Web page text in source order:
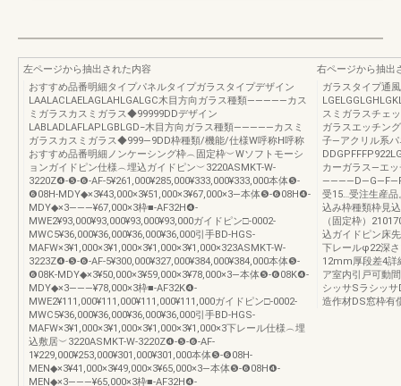
左ページから抽出された内容
おすすめ品番明細タイプパネルタイプガラスタイプデザイン
LAALACLAELAGLAHLGALGC木目方向ガラス種類―――――カス
ミガラスカスミガラス◆99999DDデザイン
LABLADLAFLAPLGBLGD−木目方向ガラス種類―――――カスミ
ガラスカスミガラス◆999―9DD枠種類/機能/仕様W呼称H呼称
おすすめ品番明細ノンケーシング枠︵固定枠︶Wソフトモーシ
ョンガイドピン仕様︵埋込ガイドピン︶3220ASMKT-W-
3220Z❹-❺-❻-AF-5¥261,000¥285,000¥333,000¥333,000本体❺-
❻08H-MDY◆×3¥43,000×3¥51,000×3¥67,000×3―本体❺-❻08H❹-
MDY◆×3―――¥67,000×3枠■-AF32H❹-
MWE2¥93,000¥93,000¥93,000¥93,000ガイドピン□-0002-
MWC5¥36,000¥36,000¥36,000¥36,000引手BD-HGS-
MAFW×3¥1,000×3¥1,000×3¥1,000×3¥1,000×323ASMKT-W-
3223Z❹-❺-❻-AF-5¥300,000¥327,000¥384,000¥384,000本体❺-
❻08K-MDY◆×3¥50,000×3¥59,000×3¥78,000×3―本体❺-❻08K❹-
MDY◆×3―――¥78,000×3枠■-AF32K❹-
MWE2¥111,000¥111,000¥111,000¥111,000ガイドピン□-0002-
MWC5¥36,000¥36,000¥36,000¥36,000引手BD-HGS-
MAFW×3¥1,000×3¥1,000×3¥1,000×3¥1,000×3下レール仕様︵埋
込敷居︶3220ASMKT-W-3220Z❹-❺-❻-AF-
1¥229,000¥253,000¥301,000¥301,000本体❺-❻08H-
MEN◆×3¥41,000×3¥49,000×3¥65,000×3―本体❺-❻08H❹-
MEN◆×3―――¥65,000×3枠■-AF32H❹-
右ページから抽出
ガラスタイプ通
スミガラスチェ
ガラスエッチン
子―アクリル系
カーガラス―エ
受15…受注生産
込み枠種類枠見
（固定枠）
込ガイドピン床
下レールφ22深
12mm厚段差4詳
ア室内引戸可動
シッサSラシッ
造作材DS窓枠有